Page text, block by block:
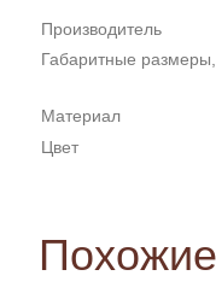
Производитель
Габаритные
Материал
Цвет